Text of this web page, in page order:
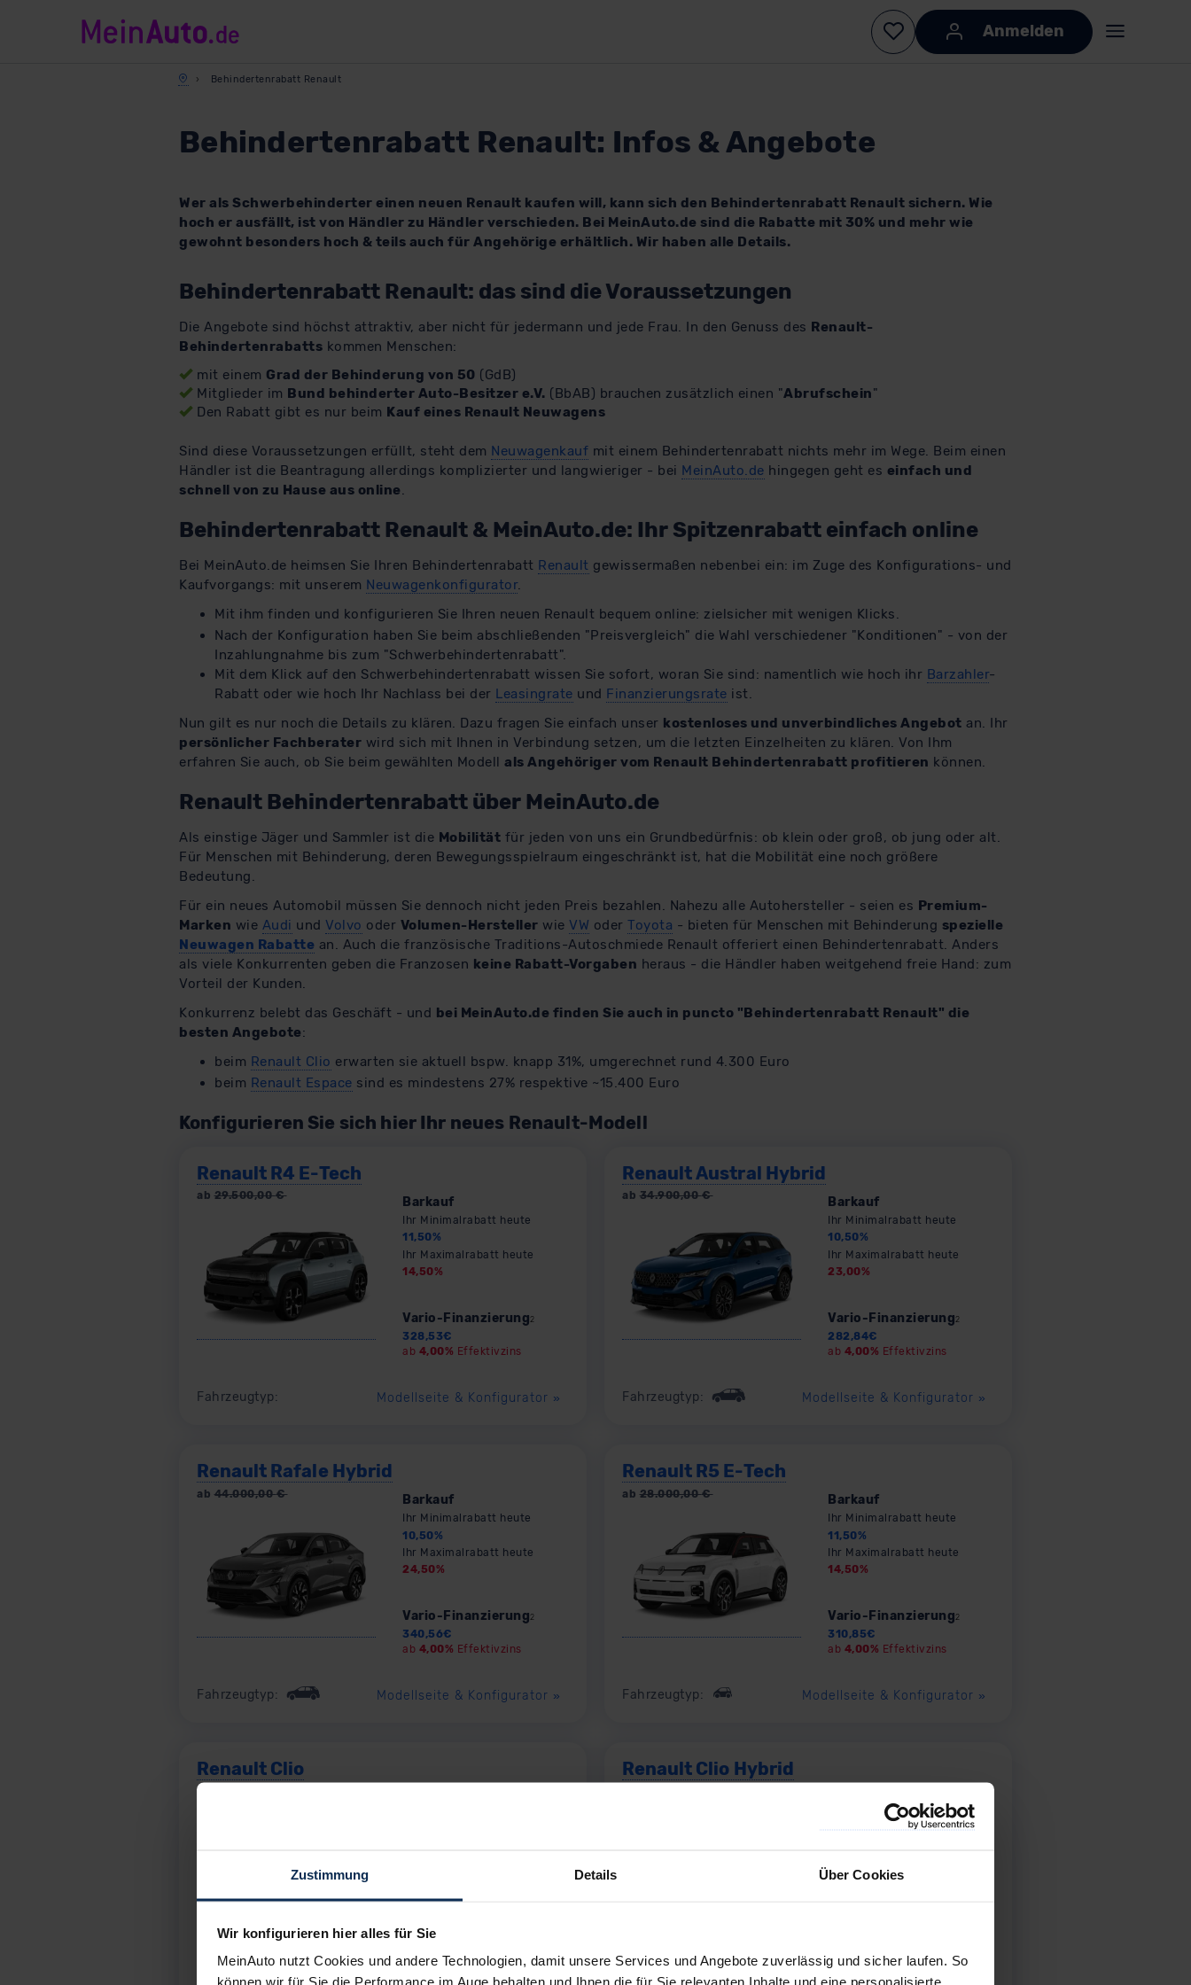
Zustimmung Details Über Cookies
Wir konfigurieren hier alles für Sie
MeinAuto nutzt Cookies und andere Technologien, damit unsere Services und Angebote zuverlässig und sicher laufen. So
können wir für Sie die Performance im Auge behalten und Ihnen die für Sie relevanten Inhalte und eine personalisierte
Behindertenrabatt Renault
Behindertenrabatt Renault: Infos & Angebote
Wer als Schwerbehinderter einen neuen Renault kaufen will, kann sich den Behindertenrabatt Renault sichern. Wie
hoch er ausfällt, ist von Händler zu Händler verschieden. Bei MeinAuto.de sind die Rabatte mit 30% und mehr wie
gewohnt besonders hoch & teils auch für Angehörige erhältlich. Wir haben alle Details.
Behindertenrabatt Renault: das sind die Voraussetzungen
Die Angebote sind höchst attraktiv, aber nicht für jedermann und jede Frau. In den Genuss des Renault-
Behindertenrabatts kommen Menschen:
mit einem Grad der Behinderung von 50 (GdB)
Mitglieder im Bund behinderter Auto-Besitzer e.V. (BbAB) brauchen zusätzlich einen "Abrufschein"
Den Rabatt gibt es nur beim Kauf eines Renault Neuwagens
Sind diese Voraussetzungen erfüllt, steht dem Neuwagenkauf mit einem Behindertenrabatt nichts mehr im Wege. Beim einen
Händler ist die Beantragung allerdings komplizierter und langwieriger - bei MeinAuto.de hingegen geht es einfach und
schnell von zu Hause aus online.
Behindertenrabatt Renault & MeinAuto.de: Ihr Spitzenrabatt einfach online
Bei MeinAuto.de heimsen Sie Ihren Behindertenrabatt Renault gewissermaßen nebenbei ein: im Zuge des Konfigurations- und
Kaufvorgangs: mit unserem Neuwagenkonfigurator.
Mit ihm finden und konfigurieren Sie Ihren neuen Renault bequem online: zielsicher mit wenigen Klicks.
Nach der Konfiguration haben Sie beim abschließenden "Preisvergleich" die Wahl verschiedener "Konditionen" - von der
Inzahlungnahme bis zum "Schwerbehindertenrabatt".
Mit dem Klick auf den Schwerbehindertenrabatt wissen Sie sofort, woran Sie sind: namentlich wie hoch ihr Barzahler-
Rabatt oder wie hoch Ihr Nachlass bei der Leasingrate und Finanzierungsrate ist.
Nun gilt es nur noch die Details zu klären. Dazu fragen Sie einfach unser kostenloses und unverbindliches Angebot an. Ihr
persönlicher Fachberater wird sich mit Ihnen in Verbindung setzen, um die letzten Einzelheiten zu klären. Von Ihm
erfahren Sie auch, ob Sie beim gewählten Modell als Angehöriger vom Renault Behindertenrabatt profitieren können.
Renault Behindertenrabatt über MeinAuto.de
Als einstige Jäger und Sammler ist die Mobilität für jeden von uns ein Grundbedürfnis: ob klein oder groß, ob jung oder alt.
Für Menschen mit Behinderung, deren Bewegungsspielraum eingeschränkt ist, hat die Mobilität eine noch größere
Bedeutung.
Für ein neues Automobil müssen Sie dennoch nicht jeden Preis bezahlen. Nahezu alle Autohersteller - seien es Premium-
Marken wie Audi und Volvo oder Volumen-Hersteller wie VW oder Toyota - bieten für Menschen mit Behinderung spezielle
Neuwagen Rabatte an. Auch die französische Traditions-Autoschmiede Renault offeriert einen Behindertenrabatt. Anders
als viele Konkurrenten geben die Franzosen keine Rabatt-Vorgaben heraus - die Händler haben weitgehend freie Hand: zum
Vorteil der Kunden.
Konkurrenz belebt das Geschäft - und bei MeinAuto.de finden Sie auch in puncto "Behindertenrabatt Renault" die
besten Angebote:
beim Renault Clio erwarten sie aktuell bspw. knapp 31%, umgerechnet rund 4.300 Euro
beim Renault Espace sind es mindestens 27% respektive ~15.400 Euro
Konfigurieren Sie sich hier Ihr neues Renault-Modell
Renault R4 E-Tech
ab 29.500,00€ Barkauf
Ihr Minimalrabatt heute
11,50%
Ihr Maximalrabatt heute
14,50%
Vario-Finanzierung 2
328,53€
ab 4,00% Effektivzins
Fahrzeugtyp: Modellseite & Konfigurator »
Renault Austral Hybrid
ab 34.900,00€ Barkauf
Ihr Minimalrabatt heute
10,50%
Ihr Maximalrabatt heute
23,00%
Vario-Finanzierung 2
282,84€
ab 4,00% Effektivzins
Fahrzeugtyp: Modellseite & Konfigurator »
Renault Rafale Hybrid
ab 44.000,00€ Barkauf
Ihr Minimalrabatt heute
10,50%
Ihr Maximalrabatt heute
24,50%
Vario-Finanzierung 2
340,56€
ab 4,00% Effektivzins
Fahrzeugtyp: Modellseite & Konfigurator »
Renault R5 E-Tech
ab 28.000,00€ Barkauf
Ihr Minimalrabatt heute
11,50%
Ihr Maximalrabatt heute
14,50%
Vario-Finanzierung 2
310,85€
ab 4,00% Effektivzins
Fahrzeugtyp: Modellseite & Konfigurator »
Renault Clio
ab
172,53
Renault Clio Hybrid
Ihr Minimalrabatt heute
6,00%
9,50
%